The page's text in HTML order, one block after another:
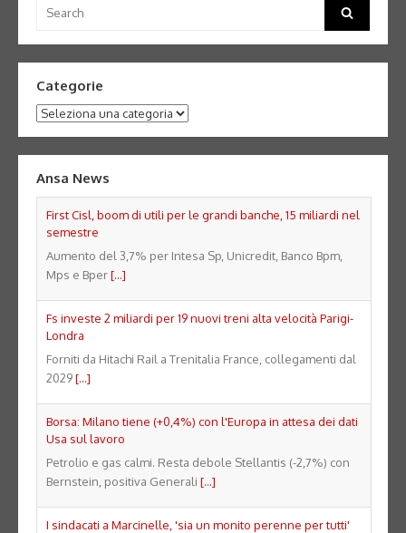
for:
Search
Categorie
Categorie
Ansa News
First Cisl, boom di utili per le grandi banche, 15 miliardi nel
semestre
Aumento del 3,7% per Intesa Sp, Unicredit, Banco Bpm,
Mps e Bper[...]
Fs investe 2 miliardi per 19 nuovi treni alta velocità Parigi-
Londra
Forniti da Hitachi Rail a Trenitalia France, collegamenti dal
2029[...]
Borsa: Milano tiene (+0,4%) con l'Europa in attesa dei dati
Usa sul lavoro
Petrolio e gas calmi. Resta debole Stellantis (-2,7%) con
Bernstein, positiva Generali [...]
I sindacati a Marcinelle, 'sia un monito perenne per tutti'